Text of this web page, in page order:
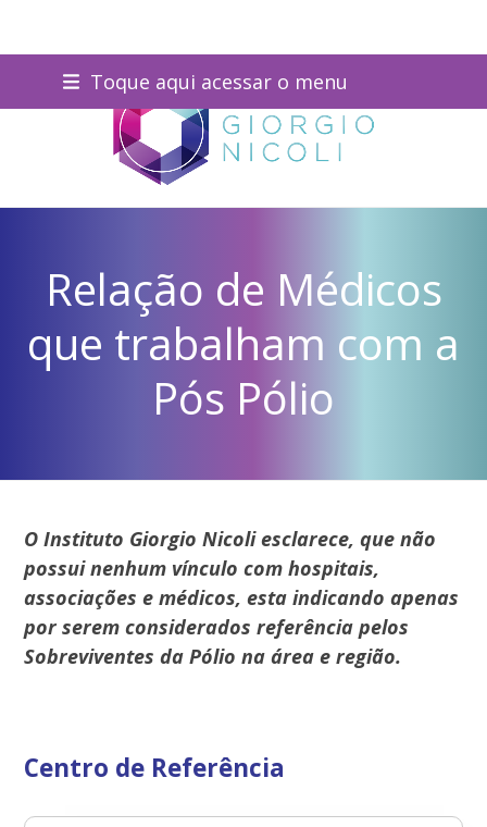
content
Toque aqui acessar o menu
Relação de Médicos
que trabalham com a
Pós Pólio
O Instituto Giorgio Nicoli esclarece, que não
possui nenhum vínculo com hospitais,
associações e médicos, esta indicando apenas
por serem considerados referência pelos
Sobreviventes da Pólio na área e região.
Centro de Referência